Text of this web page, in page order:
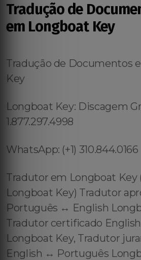
Tradução de
em Longboat Key
Tradução de Documentos
Key
Longboat Key: Discagem
1.877.297.4998
WhatsApp: (+1) 310.844.0166
Tradutor em Longboat Key
Longboat Key) Tradutor
Português ↔️ English
Tradutor certificado
Longboat Key, Tradutor
English ↔️ Português